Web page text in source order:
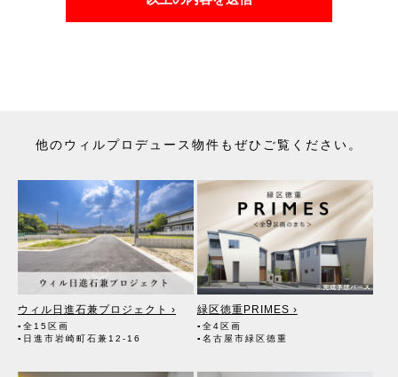
タや紙媒体で提供することなどの宅地建物取引業法に規定された指定
（8）宅地建物取引業法第49条に基づく帳簿及びその資料として保管
査定に利用します。宅地建物取引業法第34条の2第2項に規定する「意
見の根拠」として仲介の依頼者に提供することがあります。
2. 個人情報の第三者への提供
●第三者に提供する目的
上記「1.お客様の個人情報の利用目的」（1）～（9）の業務におい
て、その利用目的の達成に必要な場合にのみ、個人情報を第三者に提
供します。
●提供する個人情報の項目
お客様の氏名・住所・電話番号・生年月日・不動産物件情報・成約
●提供の手段又は方法
他のウィルプロデュース物件もぜひご覧ください。
ウィル日進石兼プロジェクト ›
▪全15区画
▪日進市岩崎町石兼12-16
緑区徳重PRIMES ›
▪全4区画
▪名古屋市緑区徳重